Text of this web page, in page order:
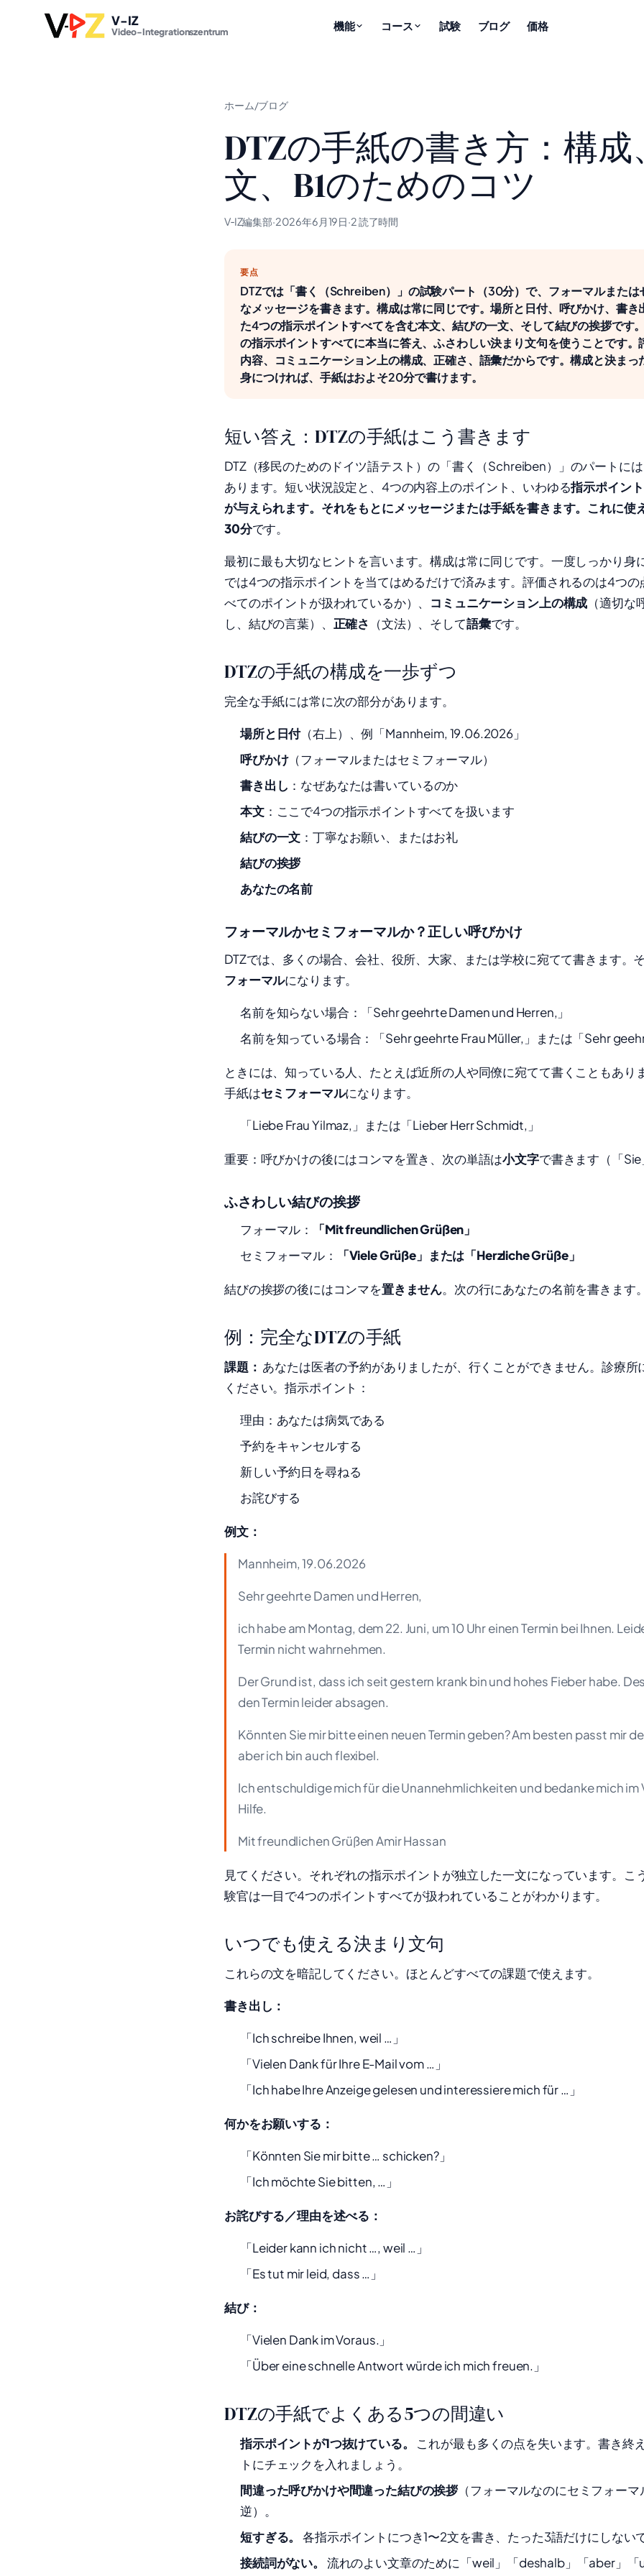
V-IZ
Video-Integrationszentrum 機能 コース 試験 ブログ 価格
ホーム/ブログ
DTZの手紙の書き方：構成
文、B1のためのコツ
V‑IZ編集部·2026年6月19日·2 読了時間
要点
DTZでは「書く（Schreiben）」の試験パート（30分）で、フォーマルまたは
なメッセージを書きます。構成は常に同じです。場所と日付、呼びかけ、書き
た4つの指示ポイントすべてを含む本文、結びの一文、そして結びの挨拶です
の指示ポイントすべてに本当に答え、ふさわしい決まり文句を使うことです。
内容、コミュニケーション上の構成、正確さ、語彙だからです。構成と決まっ
身につければ、手紙はおよそ20分で書けます。
短い答え：DTZの手紙はこう書きます
DTZ（移民のためのドイツ語テスト）の「書く（Schreiben）」のパートに
あります。短い状況設定と、4つの内容上のポイント、いわゆる指示ポイン
が与えられます。それをもとにメッセージまたは手紙を書きます。これに使
30分です。
最初に最も大切なヒントを言います。構成は常に同じです。一度しっかり身
では4つの指示ポイントを当てはめるだけで済みます。評価されるのは4つの
べてのポイントが扱われているか）、 コミュニケーション上の構成 （適切な
し、結びの言葉）、 正確さ （文法）、そして語彙です。
DTZの手紙の構成を一歩ずつ
完全な手紙には常に次の部分があります。
場所と日付（右上）、例「Mannheim, 19.06.2026」
呼びかけ（フォーマルまたはセミフォーマル）
書き出し ：なぜあなたは書いているのか
本文：ここで4つの指示ポイントすべてを扱います
結びの一文 ：丁寧なお願い、またはお礼
結びの挨拶
あなたの名前
フォーマルかセミフォーマルか？正しい呼びかけ
DTZでは、多くの場合、会社、役所、大家、または学校に宛てて書きます。
フォーマルになります。
名前を知らない場合：「Sehr geehrte Damen und Herren,」
名前を知っている場合：「Sehr geehrte Frau Müller,」または「Sehr
ときには、知っている人、たとえば近所の人や同僚に宛てて書くこともあり
手紙はセミフォーマルになります。
「Liebe Frau Yilmaz,」または「Lieber Herr Schmidt,」
重要：呼びかけの後にはコンマを置き、次の単語は小文字で書きます（「Sie
ふさわしい結びの挨拶
フォーマル：
「Mit freundlichen Grüßen」
セミフォーマル：
「Viele Grüße」 または 「Herzliche Grüße」
結びの挨拶の後にはコンマを置きません。次の行にあなたの名前を書きます。
例：完全なDTZの手紙
課題： あなたは医者の予約がありましたが、行くことができません。診療所
ください。指示ポイント：
理由：あなたは病気である
予約をキャンセルする
新しい予約日を尋ねる
お詫びする
例文：
Mannheim, 19.06.2026
Sehr geehrte Damen und Herren,
ich habe am Montag, dem 22. Juni, um 10 Uhr einen Termin bei Ihnen.
Termin nicht wahrnehmen.
Der Grund ist, dass ich seit gestern krank bin und hohes Fieber habe.
den Termin leider absagen.
Könnten Sie mir bitte einen neuen Termin geben? Am besten passt mir
aber ich bin auch flexibel.
Ich entschuldige mich für die Unannehmlichkeiten und bedanke mich im
Hilfe.
Mit freundlichen Grüßen Amir Hassan
見てください。それぞれの指示ポイントが独立した一文になっています。こ
験官は一目で4つのポイントすべてが扱われていることがわかります。
いつでも使える決まり文句
これらの文を暗記してください。ほとんどすべての課題で使えます。
書き出し：
「Ich schreibe Ihnen, weil …」
「Vielen Dank für Ihre E-Mail vom …」
「Ich habe Ihre Anzeige gelesen und interessiere mich für …」
何かをお願いする：
「Könnten Sie mir bitte … schicken?」
「Ich möchte Sie bitten, …」
お詫びする／理由を述べる：
「Leider kann ich nicht …, weil …」
「Es tut mir leid, dass …」
結び：
「Vielen Dank im Voraus.」
「Über eine schnelle Antwort würde ich mich freuen.」
DTZの手紙でよくある5つの間違い
指示ポイントが1つ抜けている。
これが最も多くの点を失います。書き終
トにチェックを入れましょう。
間違った呼びかけや間違った結びの挨拶（フォーマルなのにセミフォー
逆）。
短すぎる。
各指示ポイントにつき1〜2文を書き、たった3語だけにしない
接続詞がない。
流れのよい文章のために「weil」「deshalb」「aber」「